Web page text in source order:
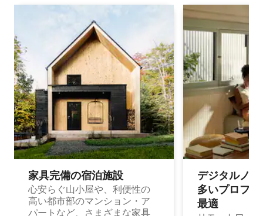
家具完備の宿⁠泊⁠施⁠設
心安らぐ山小屋や、利便性の
高い都市部のマンション・ア
パートなど、さまざまな家具
デジタルノ
多⁠いプ⁠ロ⁠フ⁠
最⁠適